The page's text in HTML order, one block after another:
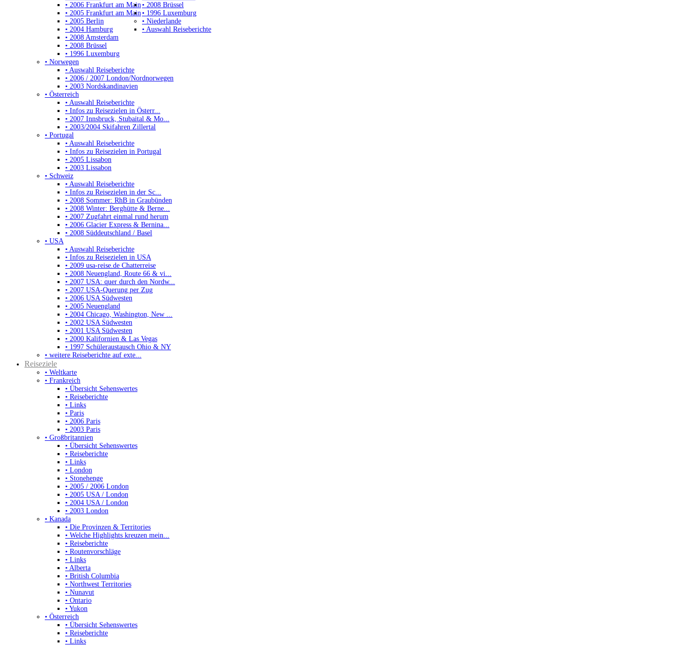
• 2006 Frankfurt am Main
• 2005 Frankfurt am Main
• 2005 Berlin
• 2004 Hamburg
• 2008 Brüssel
• 1996 Luxemburg
• Niederlande
• Auswahl Reiseberichte
• 2008 Amsterdam
• 2008 Brüssel
• 1996 Luxemburg
• Norwegen
• Auswahl Reiseberichte
• 2006 / 2007 London/Nordnorwegen
• 2003 Nordskandinavien
• Österreich
• Auswahl Reiseberichte
• Infos zu Reisezielen in Österr...
• 2007 Innsbruck, Stubaital & Mo...
• 2003/2004 Skifahren Zillertal
• Portugal
• Auswahl Reiseberichte
• Infos zu Reisezielen in Portugal
• 2005 Lissabon
• 2003 Lissabon
• Schweiz
• Auswahl Reiseberichte
• Infos zu Reisezielen in der Sc...
• 2008 Sommer: RhB in Graubünden
• 2008 Winter: Berghütte & Berne...
• 2007 Zugfahrt einmal rund herum
• 2006 Glacier Express & Bernina...
• 2008 Süddeutschland / Basel
• USA
• Auswahl Reiseberichte
• Infos zu Reisezielen in USA
• 2009 usa-reise.de Chatterreise
• 2008 Neuengland, Route 66 & vi...
• 2007 USA: quer durch den Nordw...
• 2007 USA-Querung per Zug
• 2006 USA Südwesten
• 2005 Neuengland
• 2004 Chicago, Washington, New ...
• 2002 USA Südwesten
• 2001 USA Südwesten
• 2000 Kalifornien & Las Vegas
• 1997 Schüleraustausch Ohio & NY
• weitere Reiseberichte auf exte...
Reiseziele
• Weltkarte
• Frankreich
• Übersicht Sehenswertes
• Reiseberichte
• Links
• Paris
• 2006 Paris
• 2003 Paris
• Großbritannien
• Übersicht Sehenswertes
• Reiseberichte
• Links
• London
• Stonehenge
• 2005 / 2006 London
• 2005 USA / London
• 2004 USA / London
• 2003 London
• Kanada
• Die Provinzen & Territories
• Welche Highlights kreuzen mein...
• Reiseberichte
• Routenvorschläge
• Links
• Alberta
• British Columbia
• Northwest Territories
• Nunavut
• Ontario
• Yukon
• Österreich
• Übersicht Sehenswertes
• Reiseberichte
• Links